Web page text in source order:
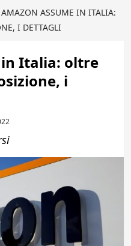
AMAZON ASSUME IN ITALIA:
I DETTAGLI
Italia: oltre
i